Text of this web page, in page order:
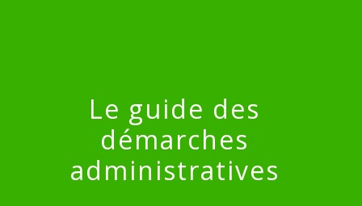
Le guide des
démarches
administratives